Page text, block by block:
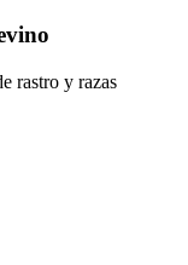
rastro y razas